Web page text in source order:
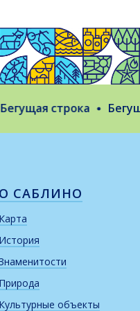
строка
О САБЛИНО
Карта
История
Природа
Культурные объекты